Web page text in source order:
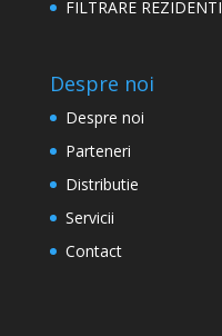
FILTRARE
Despre noi
Despre noi
Parteneri
Distributie
Servicii
Contact